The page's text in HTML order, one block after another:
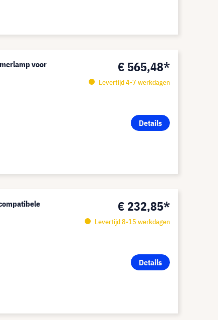
voor
€ 565,48*
Levertijd 4-7 werkdagen
Details
€ 232,85*
Levertijd 8-15 werkdagen
Details